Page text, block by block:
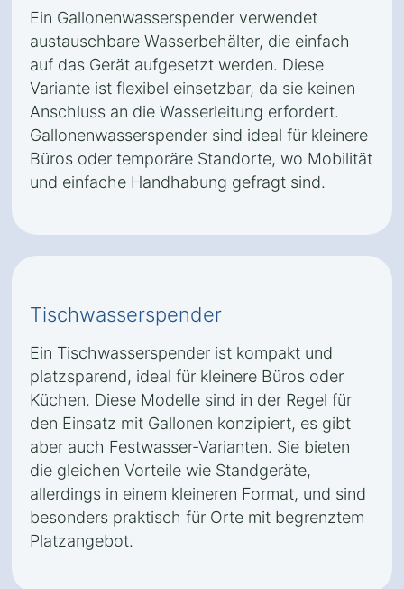
Ein Gallonenwasserspender verwendet
austauschbare Wasserbehälter, die einfach
auf das Gerät aufgesetzt werden. Diese
Variante ist flexibel einsetzbar, da sie keinen
Anschluss an die Wasserleitung erfordert.
Gallonenwasserspender sind ideal für kleinere
Büros oder temporäre Standorte, wo Mobilität
und einfache Handhabung gefragt sind.
Tischwasserspender
Ein Tischwasserspender ist kompakt und
platzsparend, ideal für kleinere Büros oder
Küchen. Diese Modelle sind in der Regel für
den Einsatz mit Gallonen konzipiert, es gibt
aber auch Festwasser-Varianten. Sie bieten
die gleichen Vorteile wie Standgeräte,
allerdings in einem kleineren Format, und sind
besonders praktisch für Orte mit begrenztem
Platzangebot.